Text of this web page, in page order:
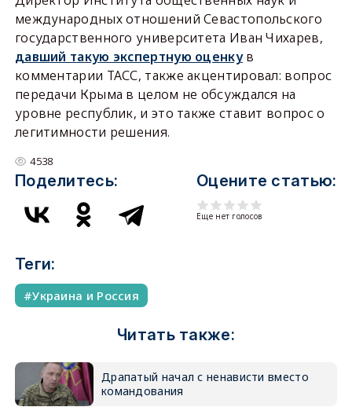
международных отношений Севастопольского
государственного университета Иван Чихарев,
давший такую экспертную оценкув
комментарии ТАСС, также акцентировал: вопрос
передачи Крыма в целом не обсуждался на
уровне республик, и это также ставит вопрос о
легитимности решения.
4538
Поделитесь: Оцените статью:
Еще нет голосов
Теги:
Украина и Россия
Читать также:
Драпатый начал с ненависти вместо
командования